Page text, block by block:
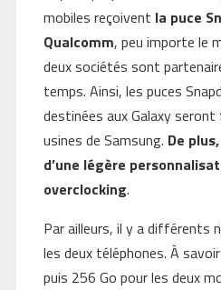
mobiles reçoivent la puce
Qualcomm, peu importe le
deux sociétés sont
temps. Ainsi, les puces
destinées aux Galaxy
usines de Samsung. De
d’une légère
overclocking.
Par ailleurs, il y a différents
les deux téléphones. À
puis 256 Go pour les deux